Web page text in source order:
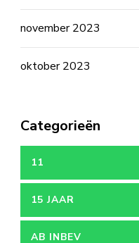
november 2023
oktober 2023
Categorieën
11
15 JAAR
AB INBEV